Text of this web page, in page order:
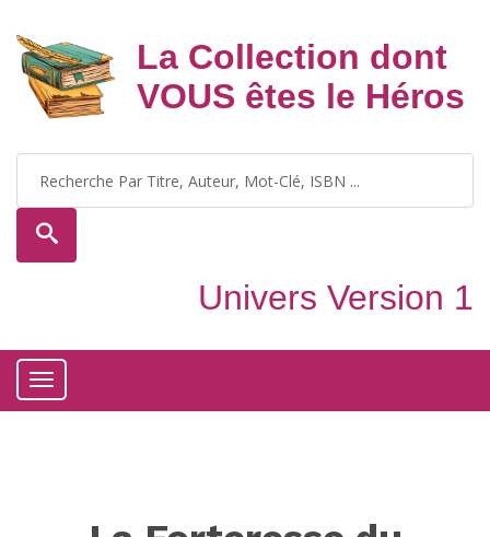
La Collection dont
VOUS êtes le Héros
Univers Version 1
Toggle